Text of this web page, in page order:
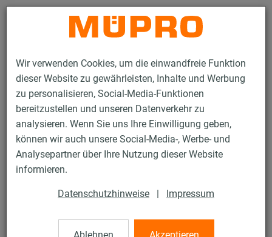
Wir verwenden Cookies, um die einwandfreie Funktion
dieser Website zu gewährleisten, Inhalte und Werbung
zu personalisieren, Social-Media-Funktionen
bereitzustellen und unseren Datenverkehr zu
analysieren. Wenn Sie uns Ihre Einwilligung geben,
können wir auch unsere Social-Media-, Werbe- und
Analysepartner über Ihre Nutzung dieser Website
informieren.
Datenschutzhinweise | Impressum
Kontakt
Produkte Befestigungstechnik
Lüftungsbefestigung
Installationsschienen für die Lüftungsbefestigung
MPC-Systemschienen (leichter bis mittlerer Lastbereich)
MPC-Sattelflansch
26 / 62